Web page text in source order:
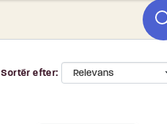
Sortér efter